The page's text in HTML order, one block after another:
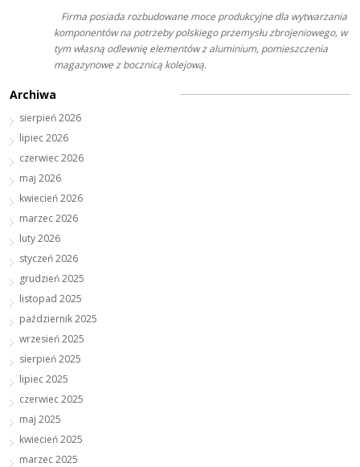
Firma posiada rozbudowane moce produkcyjne dla wytwarzania
komponentów na potrzeby polskiego przemysłu zbrojeniowego, w
tym własną odlewnię elementów z aluminium, pomieszczenia
magazynowe z bocznicą kolejową.
Archiwa
sierpień 2026
lipiec 2026
czerwiec 2026
maj 2026
kwiecień 2026
marzec 2026
luty 2026
styczeń 2026
grudzień 2025
listopad 2025
październik 2025
wrzesień 2025
sierpień 2025
lipiec 2025
czerwiec 2025
maj 2025
kwiecień 2025
marzec 2025